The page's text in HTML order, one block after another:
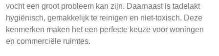
vocht een groot probleem kan zijn. Daarnaast is tadelakt
hygiënisch, gemakkelijk te reinigen en niet-toxisch. Deze
kenmerken maken het een perfecte keuze voor woningen
en commerciële ruimtes.